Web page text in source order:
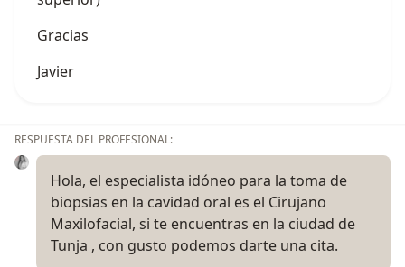
Gracias
Javier
RESPUESTA DEL PROFESIONAL:
Hola, el especialista idóneo para la toma de
biopsias en la cavidad oral es el Cirujano
Maxilofacial, si te encuentras en la ciudad de
Tunja , con gusto podemos darte una cita.